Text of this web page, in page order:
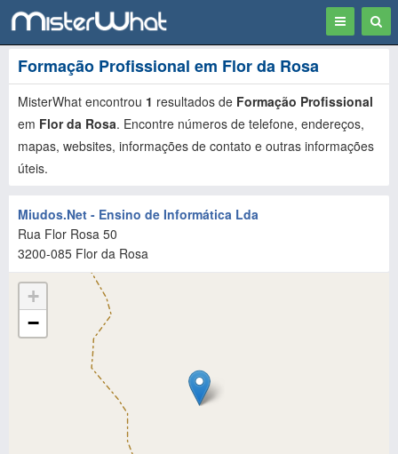
Toggle
navigation
Formação Profissional em Flor da Rosa
MisterWhat encontrou 1 resultados de Formação Profissional
em Flor da Rosa. Encontre números de telefone, endereços,
mapas, websites, informações de contato e outras informações
úteis.
Miudos.Net - Ensino de Informática Lda
Rua Flor Rosa 50
3200-085 Flor da Rosa
+
−